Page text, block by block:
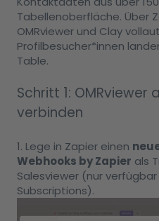
Tabellenoberfläche. Über
OMRviewer und Clay
Profilbesucher*innen
Table.
Schritt 1: OMRviewer
verbinden
1. Lege in Zapier einen
Webhooks by Zapier als
Salesviewer (nur
Subscriptions).